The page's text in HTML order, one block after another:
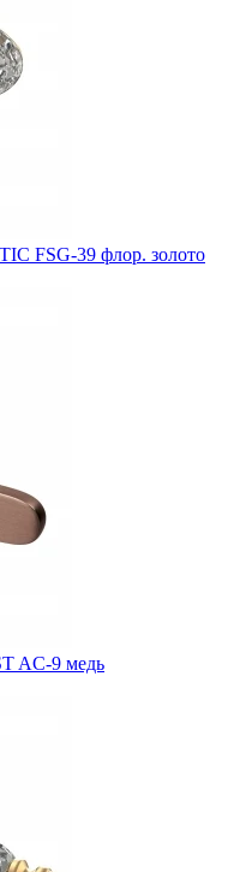
FSG-39 флор. золото
AC-9 медь